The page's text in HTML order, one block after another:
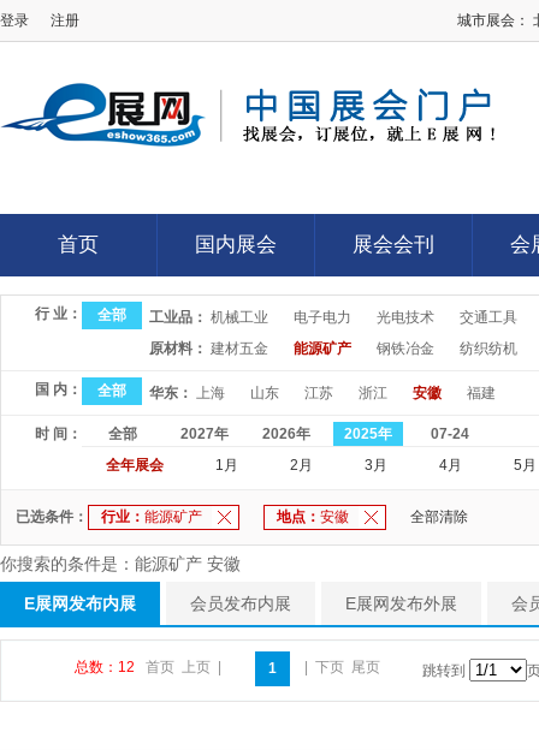
登录 注册 城市展会：
首页
首页
国内展会
国内展会
展会会刊
展会会刊
会
会
行 业： 全部 工业品： 机械工业 电子电力 光电技术
交通工具
原材料： 建材五金 能源矿产 钢铁冶金 纺织纺机
国 内： 全部 华东： 上海 山东 江苏 浙江 安徽 福建
时 间： 全部 2027年 2026年 2025年
07-24
全年展会
1月 2月 3月 4月 5月
已选条件： 行业： 能源矿产 地点： 安徽 全部清除
你搜索的条件是：能源矿产 安徽
E展网发布内展 会员发布内展 E展网发布外展 会
总数：12 首页 上页 1 下页 尾页 跳转到